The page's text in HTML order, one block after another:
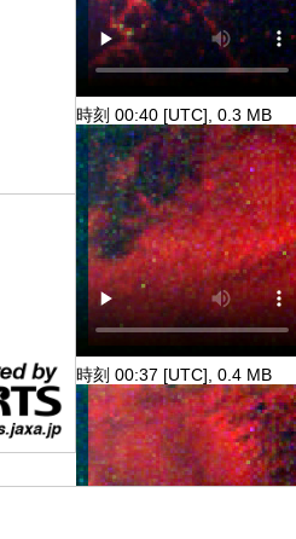
時刻 00:40 [UTC], 0.3 MB
時刻 00:37 [UTC], 0.4 MB